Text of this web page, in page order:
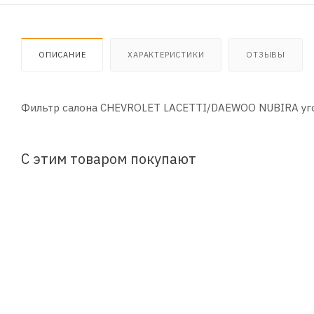
ОПИСАНИЕ ХАРАКТЕРИСТИКИ ОТЗЫВЫ
Фильтр салона CHEVROLET LACETTI/DAEWOO NUBIRA
С этим товаром покупают